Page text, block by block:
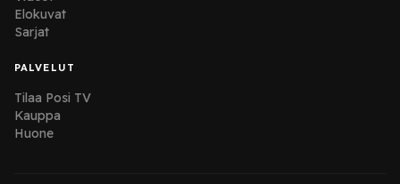
Elokuvat
Sarjat
PALVELUT
Tilaa Posi TV
Kauppa
Huone